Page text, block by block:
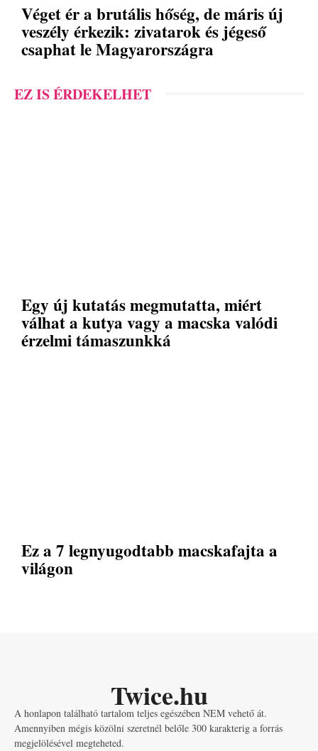
Véget ér a brutális hőség, de máris új
veszély érkezik: zivatarok és jégeső
csaphat le Magyarországra
EZ IS ÉRDEKELHET
Egy új kutatás megmutatta, miért
válhat a kutya vagy a macska valódi
érzelmi támaszunkká
Ez a 7 legnyugodtabb macskafajta a
világon
Twice.hu
A honlapon található tartalom teljes egészében NEM vehető át.
Amennyiben mégis közölni szeretnél belőle 300 karakterig a forrás
megjelölésével megteheted.